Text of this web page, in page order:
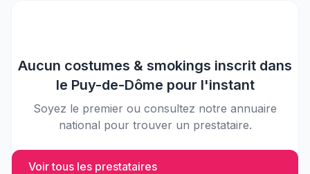
Aucun costumes & smokings inscrit dans
le Puy-de-Dôme pour l'instant
Soyez le premier ou consultez notre annuaire
national pour trouver un prestataire.
Voir tous les prestataires